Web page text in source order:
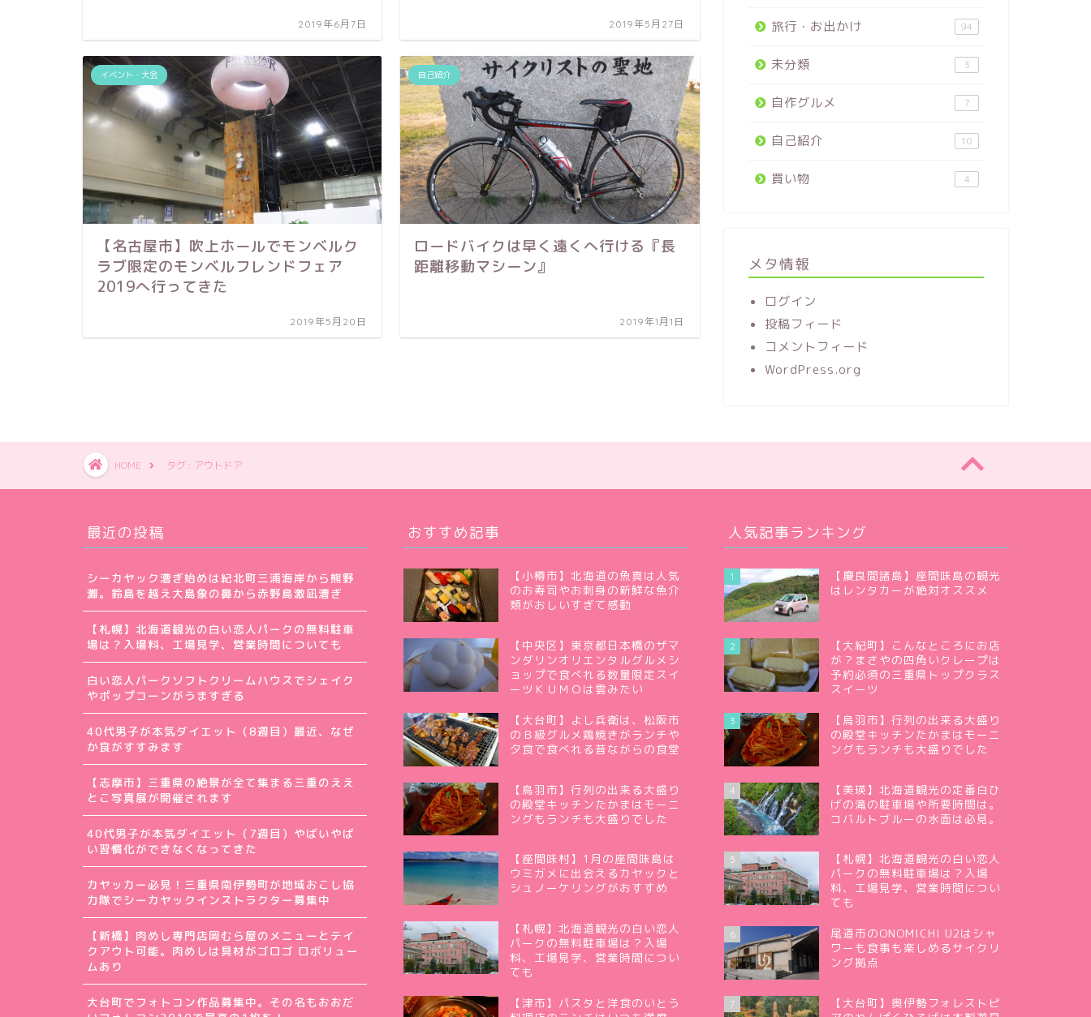
2019年6月7日 2019年5月27日
イベント・大会
【名古屋市】吹上ホールでモンベルク
ラブ限定のモンベルフレンドフェア
2019へ行ってきた
2019年5月20日
自己紹介
ロードバイクは早く遠くへ行ける『長
距離移動マシーン』
2019年1月1日
旅行・お出かけ 94
未分類 3
自作グルメ 7
自己紹介 10
買い物 4
メタ情報
ログイン
投稿フィード
コメントフィード
WordPress.org
HOME タグ : アウトドア
最近の投稿
シーカヤック漕ぎ始めは紀北町三浦海岸から熊野
灘。鈴島を越え大島象の鼻から赤野島激凪漕ぎ
【札幌】北海道観光の白い恋人パークの無料駐車
場は？入場料、工場見学、営業時間についても
白い恋人パークソフトクリームハウスでシェイク
やポップコーンがうますぎる
40代男子が本気ダイエット（8週目）最近、なぜ
か食がすすみます
【志摩市】三重県の絶景が全て集まる三重のええ
とこ写真展が開催されます
40代男子が本気ダイエット（7週目）やばいやば
い習慣化ができなくなってきた
カヤッカー必見！三重県南伊勢町が地域おこし協
力隊でシーカヤックインストラクター募集中
【新橋】肉めし専門店岡むら屋のメニューとテイ
クアウト可能。肉めしは具材がゴロゴ ロボリュー
ムあり
大台町でフォトコン作品募集中。その名もおおだ
おすすめ記事
【小樽市】北海道の魚真は人気
のお寿司やお刺身の新鮮な魚介
類がおしいすぎて感動
【中央区】東京都日本橋のザマ
ンダリンオリエンタルグルメシ
ョップで食べれる数量限定スイ
ーツＫＵＭＯは雲みたい
【大台町】よし兵衛は、松阪市
のＢ級グルメ鶏焼きがランチや
夕食で食べれる昔ながらの食堂
【鳥羽市】行列の出来る大盛り
の殿堂キッチンたかまはモーニ
ングもランチも大盛りでした
【座間味村】1月の座間味島は
ウミガメに出会えるカヤックと
シュノーケリングがおすすめ
【札幌】北海道観光の白い恋人
パークの無料駐車場は？入場
料、工場見学、営業時間につい
ても
【津市】パスタと洋食のいとう
人気記事ランキング
1
【慶良間諸島】座間味島の観光
はレンタカーが絶対オススメ
2
【大紀町】こんなところにお店
が？まさやの四角いクレープは
予約必須の三重県トップクラス
スイーツ
3
【鳥羽市】行列の出来る大盛り
の殿堂キッチンたかまはモーニ
ングもランチも大盛りでした
4
【美瑛】北海道観光の定番白ひ
げの滝の駐車場や所要時間は。
コバルトブルーの水面は必見。
5
【札幌】北海道観光の白い恋人
パークの無料駐車場は？入場
料、工場見学、営業時間につい
ても
6
尾道市のONOMICHI U2はシャ
ワーも食事も楽しめるサイクリ
ング拠点
7
【大台町】奥伊勢フォレストピ